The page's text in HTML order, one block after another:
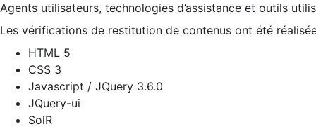
Agents utilisateurs, technologies d’assistance et outils
Les vérifications de restitution de contenus ont été
HTML 5
CSS 3
Javascript / JQuery 3.6.0
JQuery-ui
SolR